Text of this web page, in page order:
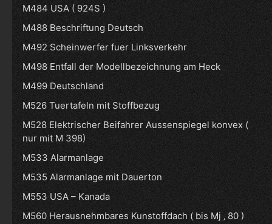
M484 USA ( 924S )
M488 Beschriftung Deutsch
M492 Scheinwerfer fuer Linksverkehr
M498 Entfall der Modellbezeichnung am Heck
M499 Deutschland
M526 Tuertafeln mit Stoffbezug
M528 Elektrischer Beifahrer Aussenspiegel konvex (
nur mit M 398)
M533 Alarmanlage
M535 Alarmanlage mit Dauerton
M553 USA – Kanada
M560 Herausnehmbares Kunstoffdach ( bis Mj ‚ 80 )